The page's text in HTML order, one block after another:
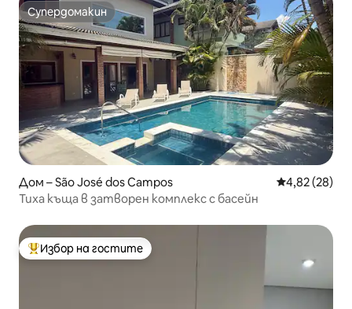
Супердомакин
Супердомакин
Дом – São José dos Campos Средна
4,82 (28)
Тиха къща в затворен комплекс с басейн
Най-популярен избор на гостите
Избор на гостите